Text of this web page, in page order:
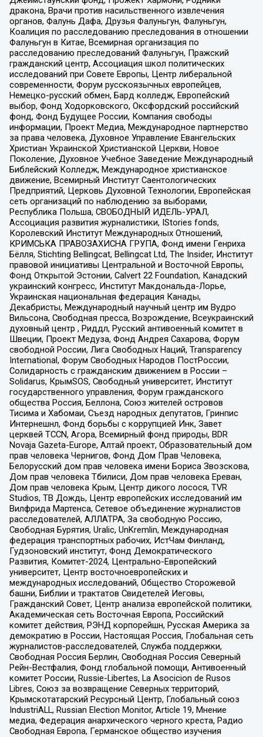
дракона, Врачи против насильственного извлечения
органов, Фалунь Дафа, Друзья Фалуньгун, Фалуньгун,
Коалиция по расследованию преследования в отношении
Фалуньгун в Китае, Всемирная организация по
расследованию преследований Фалуньгун, Пражский
гражданский центр, Ассоциация школ политических
исследований при Совете Европы, Центр либеральной
современности, Форум русскоязычных европейцев,
Немецко-русский обмен, Бард колледж, Европейский
выбор, Фонд Ходорковского, Оксфордский российский
фонд, Фонд Будущее России, Компания свободы
информации, Проект Медиа, Международное партнерство
за права человека, Духовное Управление Евангельских
Христиан Украинской Христианской Церкви, Новое
Поколение, Духовное Учебное Заведение Международный
Библейский Колледж, Международное христианское
движение, Всемирный Институт Саентологических
Предприятий, Церковь Духовной Технологии, Европейская
сеть организаций по наблюдению за выборами,
Республика Польша, СВОБОДНЫЙ ИДЕЛЬ-УРАЛ,
Ассоциация развития журналистики, IStories fonds,
Королевский Институт Международных Отношений,
КРИМСЬКА ПРАВОЗАХИСНА ГРУПА, Фонд имени Генриха
Бёлля, Stichting Bellingcat, Bellingcat Ltd, The Insider, Институт
правовой инициативы Центральной и Восточной Европы,
Фонд Открытой Эстонии, Calvert 22 Foundation, Канадский
украинский конгресс, Институт Макдональда-Лорье,
Украинская национальная федерация Канады,
Декабристы, Международный научный центр им Вудро
Вильсона, Свободная пресса, Возрождение, Всеукраинский
духовный центр , Риддл, Русский антивоенный комитет в
Швеции, Проект Медуза, Фонд Андрея Сахарова, Форум
свободной России, Лига Свободных Наций, Transparеncy
International, Форум Свободных Народов ПостРоссии,
Солидарность с гражданским движением в России –
Solidarus, КрымSOS, Свободный университет, Институт
государственного управления, Форум гражданского
общества Россия, Беллона, Союз жителей островов
Тисима и Хабомаи, Съезд народных депутатов, Гринпис
Интернешнл, Фонд борьбы с коррупцией Инк, Завет
церквей TCCN, Агора, Всемирный фонд природы, BDR
Novaja Gazeta-Europe, Алтай проект, Образовательный дом
прав человека Чернигов, Фонд Дом Прав Человека,
Белорусский дом прав человека имени Бориса Звозскова,
Дом прав человека Тбилиси, Дом прав человека Ереван,
Дом прав человека Крым, Центр дикого лосося, TVR
Studios, ТВ Дождь, Центр европейских исследований им
Вилфрида Мартенса, Сетевое объединение журналистов
расследователей, АЛЛАТРА, За свободную Россию,
Свободная Бурятия, Uralic, UnKremlin, Международная
федерация транспортных рабочих, ИстЧам Финланд,
Гудзоновский институт, Фонд Демократического
Развития, Комитет-2024, Центрально-Европейский
университет, Центр восточноевропейских и
международных исследований, Общество Сторожевой
башни, Библии и трактатов Свидетелей Иеговы,
Гражданский Совет, Центр анализа европейской политики,
Академическая сеть Восточная Европа, Российский
комитет действия, РЭНД корпорейшн, Русская Америка за
демократию в России, Настоящая Россия, Глобальная сеть
журналистов-расследователей, Служба поддержки,
Свободная Россия Берлин, Свободная Россия Северный
Рейн-Вестфалия, Фонд глобальной помощи, Антивоенный
комитет России, Russie-Libertes, La Asocicion de Rusos
Libres, Союз за возвращение Северных территорий,
Крымскотатарский Ресурсный Центр, Глобальный союз
IndustriALL, Russian Election Monitor, Article 19, Мнение
медиа, Федерация анархического черного креста, Радио
Свободная Европа, Германское общество изучения